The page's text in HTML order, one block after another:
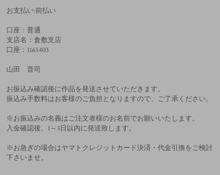
お支払い:前払い
口座：普通
支店名：倉敷支店
口座：1165403
山田 晋司
お振込み確認後に作品を発送させていただきます。
振込み手数料はお客様のご負担となりますので、ご了承ください。
※お振込みの名義はご注文者様のお名前でお願いいたします。
入金確認後、1～3日以内に発送致します。
※お急ぎの場合はヤマトクレジットカード決済・代金引換をご検討
下さいませ。